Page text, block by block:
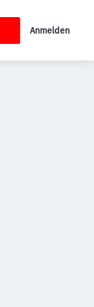
Anmelden